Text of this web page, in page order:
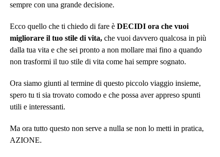
sempre con una grande decisione.
Ecco quello che ti chiedo di fare è DECIDI ora che vuoi
migliorare il tuo stile di vita, che vuoi davvero qualcosa in più
dalla tua vita e che sei pronto a non mollare mai fino a quando
non trasformi il tuo stile di vita come hai sempre sognato.
Ora siamo giunti al termine di questo piccolo viaggio insieme,
spero tu ti sia trovato comodo e che possa aver appreso spunti
utili e interessanti.
Ma ora tutto questo non serve a nulla se non lo metti in pratica,
AZIONE.